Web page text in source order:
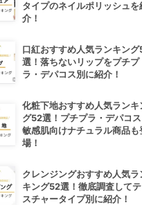
タイプのネイルポリッシュを
介！
口紅おすすめ人気ランキング
選！落ちないリップをプチプ
ラ・デパコス別に紹介！
化粧下地おすすめ人気ランキ
グ52選！プチプラ・デパコス
敏感肌向けナチュラル商品も
場！
クレンジングおすすめ人気ラ
キング52選！徹底調査して
スチャータイプ別に紹介！